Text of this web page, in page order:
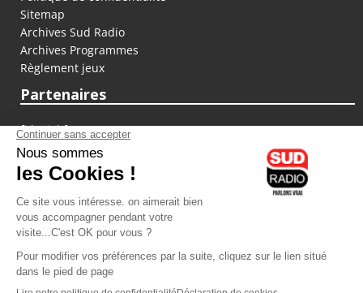
Sitemap
Archives Sud Radio
Archives Programmes
Règlement jeux
Partenaires
fiducial.fr
lyoncapitale.fr
olympique-et-lyonnais.com
L'application Iphone / Android
Téléchargez l'application
Les cookies